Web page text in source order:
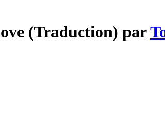
(Traduction) par